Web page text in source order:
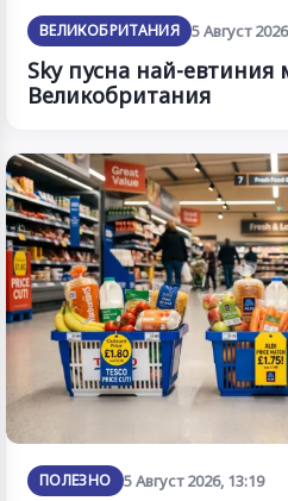
ВЕЛИКОБРИТАНИЯ 5 Август
Sky пусна най-
Великобритания
ПОЛЕЗНО 5 Август 2026, 13:19